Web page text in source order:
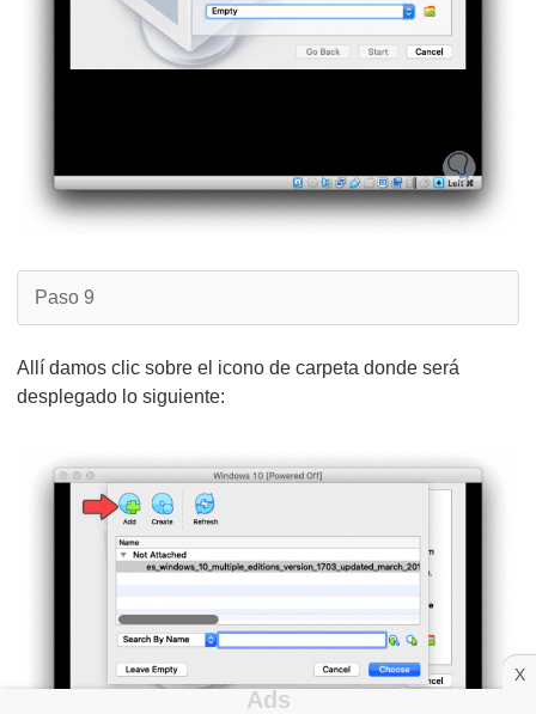
Paso 9
Allí damos clic sobre el icono de carpeta donde será
desplegado lo siguiente:
X